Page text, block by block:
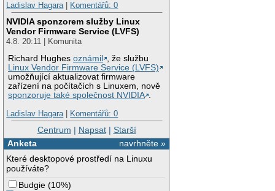
Ladislav Hagara| Komentářů: 0
NVIDIA sponzorem služby Linux
Vendor Firmware Service (LVFS)
4.8. 20:11 | Komunita
Richard Hughesoznámil
, že službu
Linux Vendor Firmware Service (LVFS)
umožňující aktualizovat firmware
zařízení na počítačích s Linuxem, nově
sponzoruje také společnost NVIDIA .
Ladislav Hagara| Komentářů: 0
Centrum | Napsat| Starší
navrhněte »
Anketa
Které desktopové prostředí na Linuxu
používáte?
Budgie (10%)